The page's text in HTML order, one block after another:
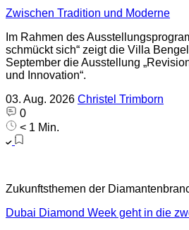
Zwischen Tradition und Moderne
Im Rahmen des
schmückt sich“ zeigt die Villa
September die Ausstellung
und Innovation“.
03. Aug. 2026 Christel Trimborn
0
< 1 Min.
Zukunftsthemen der
Dubai Diamond Week geht in die